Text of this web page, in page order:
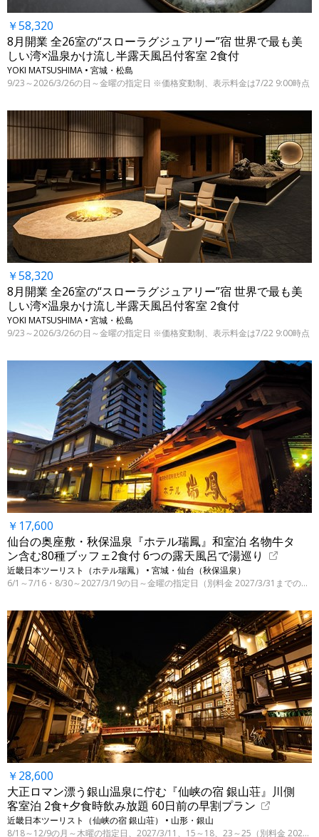
￥58,320
8月開業 全26室の“スローラグジュアリー”宿 世界で最も美
しい湾×温泉かけ流し半露天風呂付客室 2食付
YOKI MATSUSHIMA • 宮城・松島
9/23～2026/3/26の日～金曜の指定日 ※価格変動制、表示料金は7/22 9:00時点
￥58,320
8月開業 全26室の“スローラグジュアリー”宿 世界で最も美
しい湾×温泉かけ流し半露天風呂付客室 2食付
YOKI MATSUSHIMA • 宮城・松島
9/23～2026/3/26の日～金曜の指定日 ※価格変動制、表示料金は7/22 9:00時点
￥17,600
仙台の奥座敷・秋保温泉『ホテル瑞鳳』和室泊 名物牛タ
ン含む80種ブッフェ2食付 6つの露天風呂で湯巡り
近畿日本ツーリスト（ホテル瑞鳳） • 宮城・仙台（秋保温泉）
6/1～7/16・8/30～2027/3/19の日～金曜の指定日（別料金 2027/3/31までの指定日）
￥28,600
大正ロマン漂う銀山温泉に佇む『仙峡の宿 銀山荘』川側
客室泊 2食+夕食時飲み放題 60日前の早割プラン
近畿日本ツーリスト（仙峡の宿 銀山荘） • 山形・銀山
8/18～12/9の月～木曜の指定日、2027/3/11、15～18、23～25（別料金 2027/3/28迄の指定日）